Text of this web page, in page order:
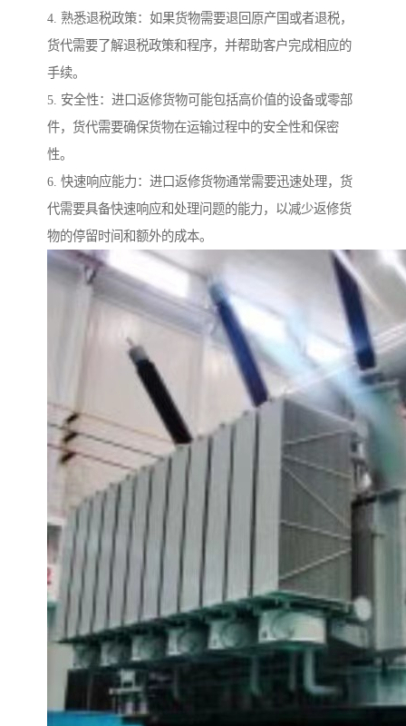
4. 熟悉退税政策：如果货物需要退回原产国或者退税，
货代需要了解退税政策和程序，并帮助客户完成相应的
手续。
5. 安全性：进口返修货物可能包括高价值的设备或零部
件，货代需要确保货物在运输过程中的安全性和保密
性。
6. 快速响应能力：进口返修货物通常需要迅速处理，货
代需要具备快速响应和处理问题的能力，以减少返修货
物的停留时间和额外的成本。